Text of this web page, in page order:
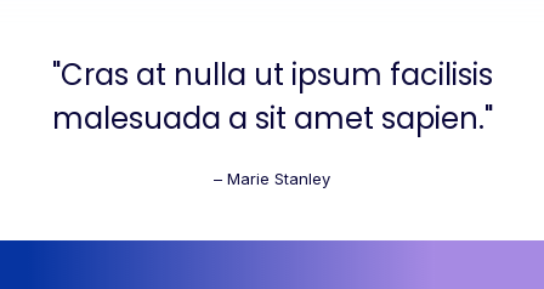
"Cras at nulla ut ipsum facilisis
malesuada a sit amet sapien."
– Marie Stanley